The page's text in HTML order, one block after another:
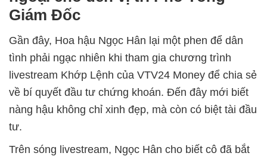
Giám Đốc
Gần đây, Hoa hậu Ngọc Hân lại một phen để dân
tình phải ngạc nhiên khi tham gia chương trình
livestream Khớp Lệnh của VTV24 Money để chia sẻ
về bí quyết đầu tư chứng khoán. Đến đây mới biết
nàng hậu không chỉ xinh đẹp, mà còn có biệt tài đầu
tư.
Trên sóng livestream, Ngọc Hân cho biết cô đã bắt